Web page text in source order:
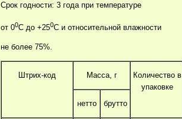
Срок годности: 3 года при температуре
от 00С до +250С и относительной влажности
не более 75%.
Штрих-код Масса, г
Количество в
упаковке
нетто
брутто